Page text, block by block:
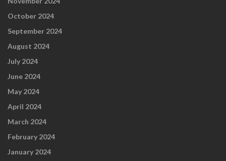
October 2024
September 2024
August 2024
July 2024
June 2024
May 2024
April 2024
March 2024
February 2024
January 2024